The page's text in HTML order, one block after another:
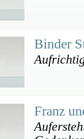
Binder
Franz